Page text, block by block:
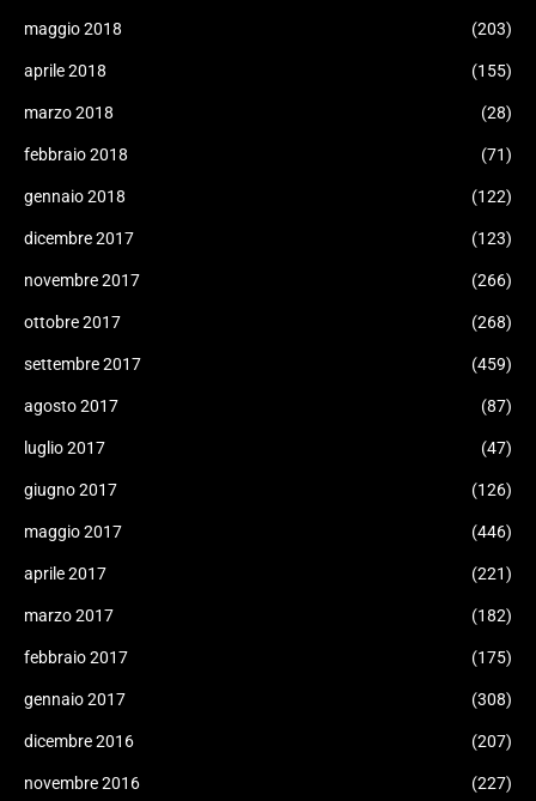
maggio 2018 (203)
aprile 2018 (155)
marzo 2018 (28)
febbraio 2018 (71)
gennaio 2018 (122)
dicembre 2017 (123)
novembre 2017 (266)
ottobre 2017 (268)
settembre 2017 (459)
agosto 2017 (87)
luglio 2017 (47)
giugno 2017 (126)
maggio 2017 (446)
aprile 2017 (221)
marzo 2017 (182)
febbraio 2017 (175)
gennaio 2017 (308)
dicembre 2016 (207)
novembre 2016 (227)